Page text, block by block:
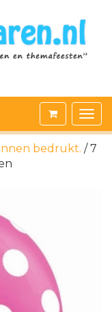
bedrukt. / 7